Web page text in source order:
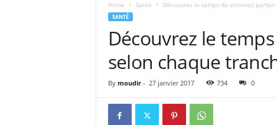
Home Santé Découvrez le temps de sommeil parfait
SANTÉ
Découvrez le
selon chaque
By moudir- 27 janvier 2017 734 0